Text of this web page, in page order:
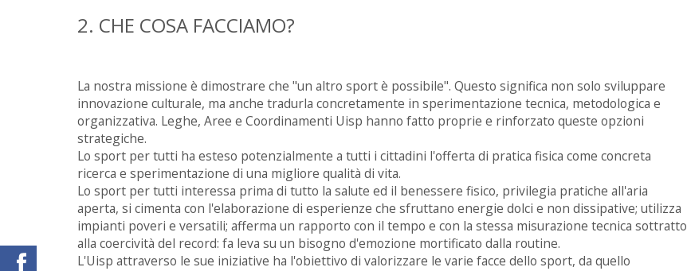
2. CHE COSA FACCIAMO?
La nostra missione è dimostrare che "un altro sport è possibile". Questo significa non solo sviluppare
innovazione culturale, ma anche tradurla concretamente in sperimentazione tecnica, metodologica e
organizzativa. Leghe, Aree e Coordinamenti Uisp hanno fatto proprie e rinforzato queste opzioni
strategiche.
Lo sport per tutti ha esteso potenzialmente a tutti i cittadini l'offerta di pratica fisica come concreta
ricerca e sperimentazione di una migliore qualità di vita.
Lo sport per tutti interessa prima di tutto la salute ed il benessere fisico, privilegia pratiche all'aria
aperta, si cimenta con l'elaborazione di esperienze che sfruttano energie dolci e non dissipative; utilizza
impianti poveri e versatili; afferma un rapporto con il tempo e con la stessa misurazione tecnica sottratto
alla coercività del record: fa leva su un bisogno d'emozione mortificato dalla routine.
L'Uisp attraverso le sue iniziative ha l'obiettivo di valorizzare le varie facce dello sport, da quello